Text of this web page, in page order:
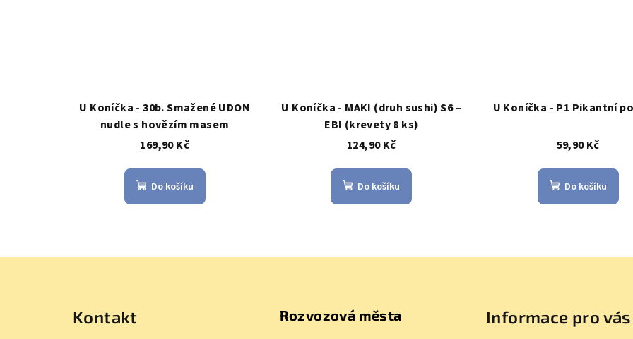
U Koníčka - 30b. Smažené UDON
nudle s hovězím masem
169,90 Kč
Do košíku
U Koníčka - MAKI (druh sushi) S6 –
EBI (krevety 8 ks)
124,90 Kč
Do košíku
U Koníčka - P1 Pikantní
59,90 Kč
Do košíku
Kontakt Rozvozová města Informace pro vás